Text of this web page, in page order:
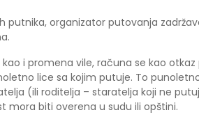
putnika, organizator putovanja
i promena vile, računa se kao
lice sa kojim putuje. To
(ili roditelja – staratelja koji ne
biti overena u sudu ili opštini.